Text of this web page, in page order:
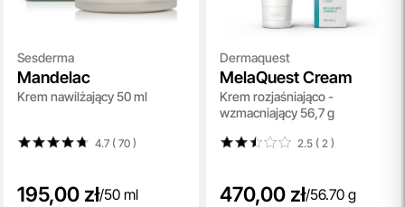
Sesderma
Mandelac
Krem nawilżający 50 ml
4.7 ( 70)
195,00 zł/50 ml
Dermaquest
MelaQuest Cream
Krem rozjaśniająco -
wzmacniający 56,7 g
2.5 ( 2 )
470,00 zł/56.70 g